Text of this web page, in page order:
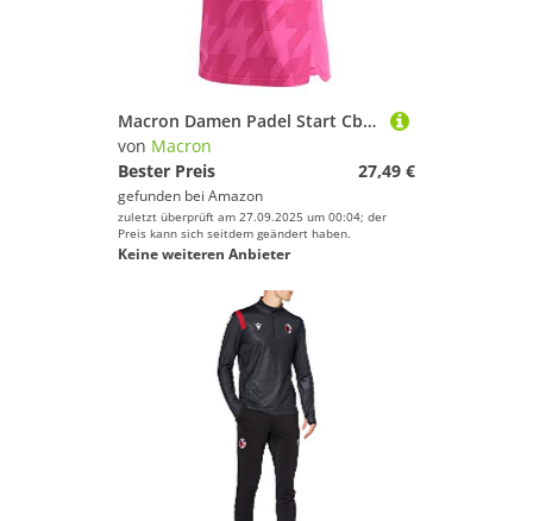
Macron Damen Padel Start Cb Lucia Singlet Woman Neon Pink Printed Gaming Tank Top, Rose, XS
von Macron
Bester Preis
27,49 €
gefunden bei Amazon
zuletzt überprüft am 27.09.2025 um 00:04; der
Preis kann sich seitdem geändert haben.
Keine weiteren Anbieter